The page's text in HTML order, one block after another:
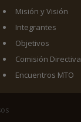
Misión y Visión
Integrantes
Objetivos
Comisión Directiva
Encuentros MTO